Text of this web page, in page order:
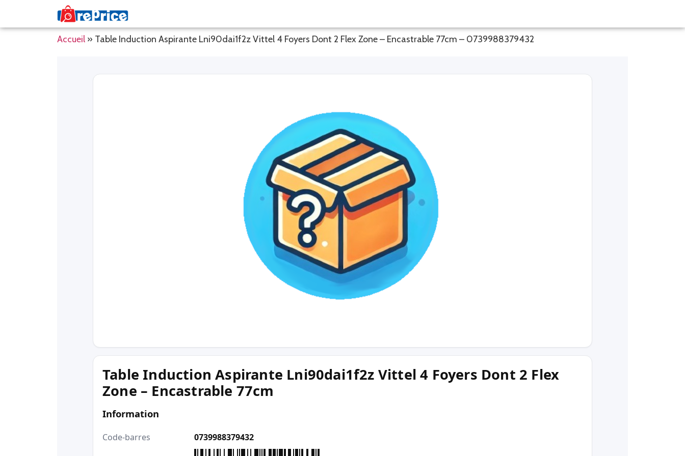
Accueil » Table Induction Aspirante Lni90dai1f2z Vittel 4 Foyers Dont 2 Flex Zone – Encastrable 77cm – 0739988379432
Table Induction Aspirante Lni90dai1f2z Vittel 4 Foyers Dont 2 Flex
Zone – Encastrable 77cm
Information
Code-barres 0739988379432